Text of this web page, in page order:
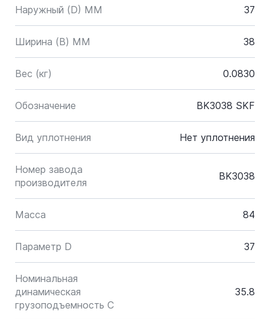
Наружный (D) ММ 37
Ширина (B) MM 38
Вес (кг) 0.0830
Обозначение BK3038 SKF
Вид уплотнения Нет уплотнения
Номер завода
производителя
BK3038
Масса 84
Параметр D 37
Номинальная
динамическая
грузоподъемность C
35.8